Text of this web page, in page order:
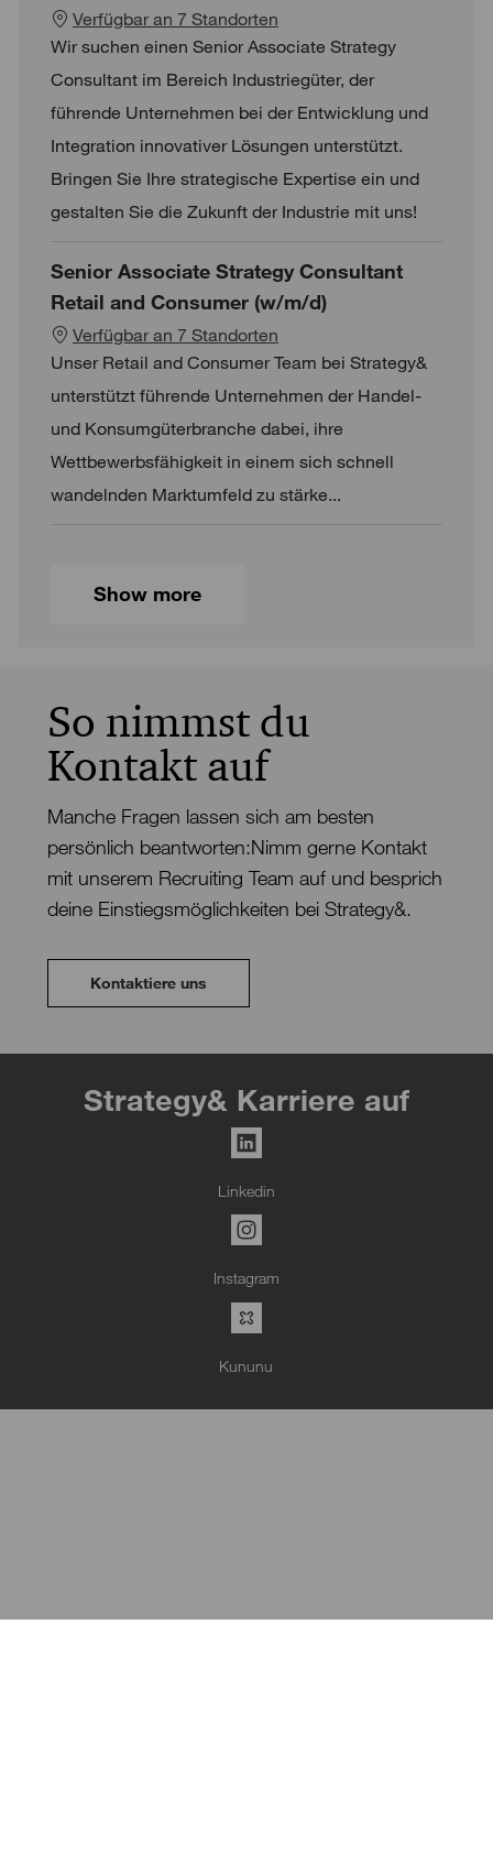
Verfügbar an 7 Standorten
Wir suchen einen Senior Associate Strategy
Consultant im Bereich Industriegüter, der
führende Unternehmen bei der Entwicklung und
Integration innovativer Lösungen unterstützt.
Bringen Sie Ihre strategische Expertise ein und
gestalten Sie die Zukunft der Industrie mit uns!
Senior Associate Strategy Consultant
Retail and Consumer (w/m/d)
Verfügbar an 7 Standorten
Unser Retail and Consumer Team bei Strategy&
unterstützt führende Unternehmen der Handel-
und Konsumgüterbranche dabei, ihre
Wettbewerbsfähigkeit in einem sich schnell
wandelnden Marktumfeld zu stärke...
Show more
So nimmst du
Kontakt auf
Manche Fragen lassen sich am besten
persönlich beantworten:Nimm gerne Kontakt
mit unserem Recruiting Team auf und besprich
deine Einstiegsmöglichkeiten bei Strategy&.
Kontaktiere uns
Strategy& Karriere auf
Linkedin
Instagram
Kununu